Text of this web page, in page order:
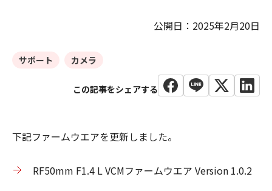
公開日：2025年2月20日
サポート カメラ
下記ファームウエアを更新しました。
RF50mm F1.4 L VCMファームウエア Version 1.0.2